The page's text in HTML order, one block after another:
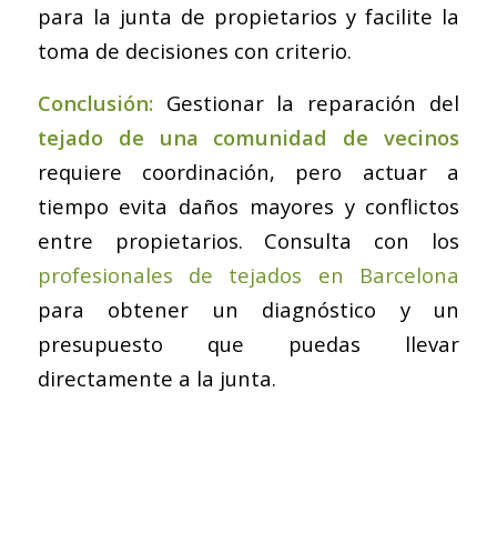
para la junta de propietarios y facilite la
toma de decisiones con criterio.
Conclusión:Gestionar la reparación del
tejado de una comunidad de vecinos
requiere coordinación, pero actuar a
tiempo evita daños mayores y conflictos
entre propietarios. Consulta con los
profesionales de tejados en Barcelona
para obtener un diagnóstico y un
presupuesto que puedas llevar
directamente a la junta.